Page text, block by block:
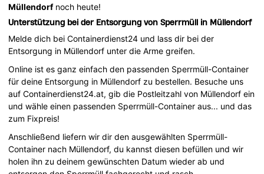
Müllendorfnoch heute!
Unterstützung bei der Entsorgung von Sperrmüll in Müllendorf
Melde dich bei Containerdienst24 und lass dir bei der
Entsorgung in Müllendorf unter die Arme greifen.
Online ist es ganz einfach den passenden Sperrmüll-Container
für deine Entsorgung in Müllendorf zu bestellen. Besuche uns
auf Containerdienst24.at, gib die Postleitzahl von Müllendorf ein
und wähle einen passenden Sperrmüll-Container aus... und das
zum Fixpreis!
Anschließend liefern wir dir den ausgewählten Sperrmüll-
Container nach Müllendorf, du kannst diesen befüllen und wir
holen ihn zu deinem gewünschten Datum wieder ab und